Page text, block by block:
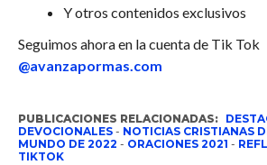
Y otros contenidos exclusivos
Seguimos ahora en la cuenta de Tik Tok
@avanzapormas.com
PUBLICACIONES RELACIONADAS:
DEVOCIONALES- NOTICIAS CRISTIANAS
MUNDO DE 2022 - ORACIONES 2021 -
TIKTOK